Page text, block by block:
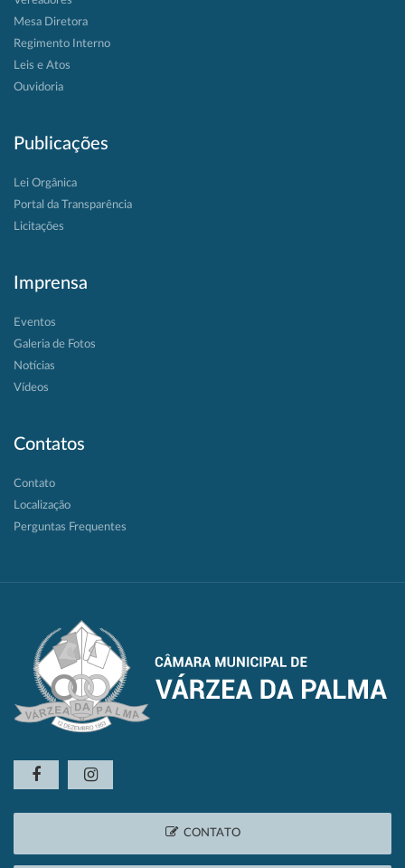
Mesa Diretora
Regimento Interno
Leis e Atos
Ouvidoria
Publicações
Lei Orgânica
Portal da Transparência
Licitações
Imprensa
Eventos
Galeria de Fotos
Notícias
Vídeos
Contatos
Contato
Localização
Perguntas Frequentes
CONTATO